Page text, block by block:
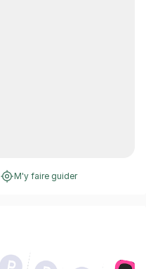
M'y faire guider